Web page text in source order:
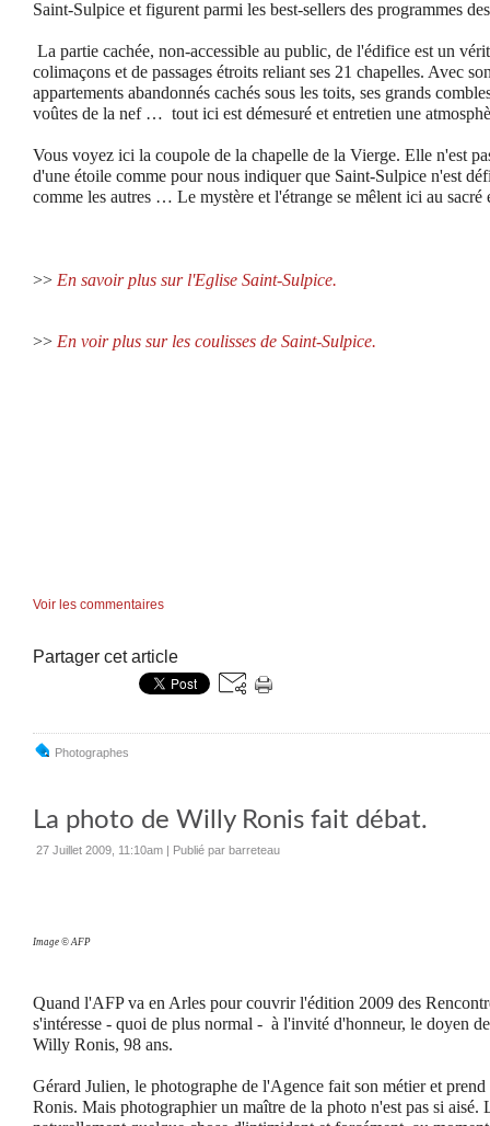
Saint-Sulpice et figurent parmi les best-sellers des programmes
La partie cachée, non-accessible au public, de l'édifice est un
colimaçons et de passages étroits reliant ses 21 chapelles. Avec
appartements abandonnés cachés sous les toits, ses grands
voûtes de la nef … tout ici est démesuré et entretien une
Vous voyez ici la coupole de la chapelle de la Vierge. Elle n'est
d'une étoile comme pour nous indiquer que Saint-Sulpice n'est
comme les autres … Le mystère et l'étrange se mêlent ici au sacré
>> En savoir plus sur l'Eglise Saint-Sulpice.
>> En voir plus sur les coulisses de Saint-Sulpice.
Voir les commentaires
Partager cet article
Photographes
La photo de Willy Ronis fait débat.
27 Juillet 2009, 11:10am Publié par barreteau
Image © AFP
Quand l'AFP va en Arles pour couvrir l'édition 2009 des
s'intéresse - quoi de plus normal - à l'invité d'honneur, le doyen
Willy Ronis, 98 ans.
Gérard Julien, le photographe de l'Agence fait son métier et
Ronis. Mais photographier un maître de la photo n'est pas si aisé.